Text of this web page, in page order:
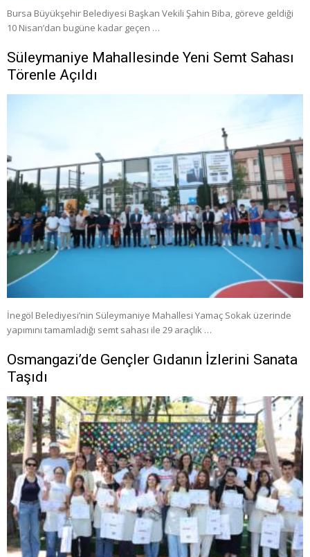
Bursa Büyükşehir Belediyesi Başkan Vekili Şahin Biba, göreve geldiği
10 Nisan’dan bugüne kadar geçen …
Süleymaniye Mahallesinde Yeni Semt Sahası
Törenle Açıldı
İnegöl Belediyesi’nin Süleymaniye Mahallesi Yamaç Sokak üzerinde
yapımını tamamladığı semt sahası ile 29 araçlık …
Osmangazi’de Gençler Gıdanın İzlerini Sanata
Taşıdı